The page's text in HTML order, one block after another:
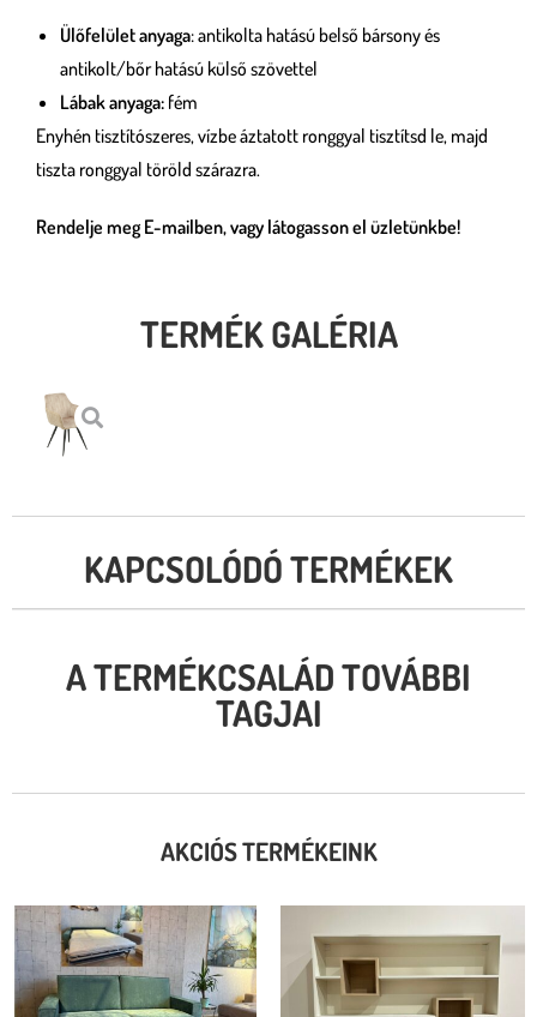
Ülőfelület anyaga: antikolta hatású belső bársony és
antikolt/bőr hatású külső szövettel
Lábak anyaga: fém
Enyhén tisztítószeres, vízbe áztatott ronggyal tisztítsd le, majd
tiszta ronggyal töröld szárazra.
Rendelje meg E-mailben, vagy látogasson el üzletünkbe!
TERMÉK GALÉRIA
KAPCSOLÓDÓ TERMÉKEK
A TERMÉKCSALÁD TOVÁBBI
TAGJAI
AKCIÓS TERMÉKEINK